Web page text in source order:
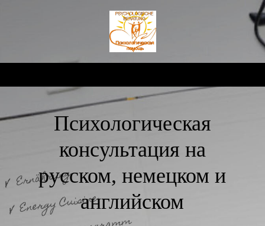
Психологическая
консультация на
русском, немецком и
английском